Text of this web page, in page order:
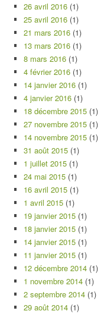
26 avril 2016 (1)
25 avril 2016 (1)
21 mars 2016 (1)
13 mars 2016 (1)
8 mars 2016 (1)
4 février 2016 (1)
14 janvier 2016 (1)
4 janvier 2016 (1)
18 décembre 2015 (1)
27 novembre 2015 (1)
14 novembre 2015 (1)
31 août 2015 (1)
1 juillet 2015 (1)
24 mai 2015 (1)
16 avril 2015 (1)
1 avril 2015 (1)
19 janvier 2015 (1)
18 janvier 2015 (1)
14 janvier 2015 (1)
11 janvier 2015 (1)
12 décembre 2014 (1)
1 novembre 2014 (1)
2 septembre 2014 (1)
29 août 2014 (1)